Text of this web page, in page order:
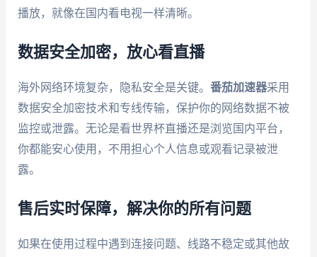
播放，就像在国内看电视一样清晰。
数据安全加密，放心看直播
海外网络环境复杂，隐私安全是关键。 番茄加速器采用
数据安全加密技术和专线传输，保护你的网络数据不被
监控或泄露。无论是看世界杯直播还是浏览国内平台，
你都能安心使用，不用担心个人信息或观看记录被泄
露。
售后实时保障，解决你的所有问题
如果在使用过程中遇到连接问题、线路不稳定或其他故